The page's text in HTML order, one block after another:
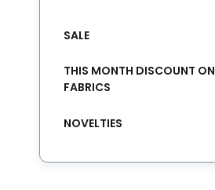
SALE
THIS MONTH DISCOUNT ON
FABRICS
NOVELTIES